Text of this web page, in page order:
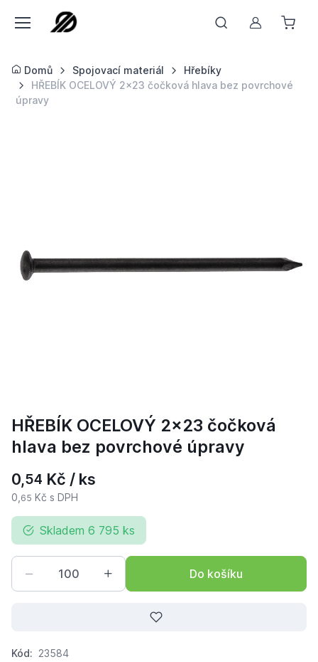
Můj účet
Domů Spojovací materiál
Hřebíky
HŘEBÍK OCELOVÝ 2x23 čočková hlava bez povrchové
úpravy
HŘEBÍK OCELOVÝ 2x23 čočková
hlava bez povrchové úpravy
0,54 Kč / ks
0, 65 Kč s DPH
Skladem 6 795 ks
Do košíku
Kód: 23584